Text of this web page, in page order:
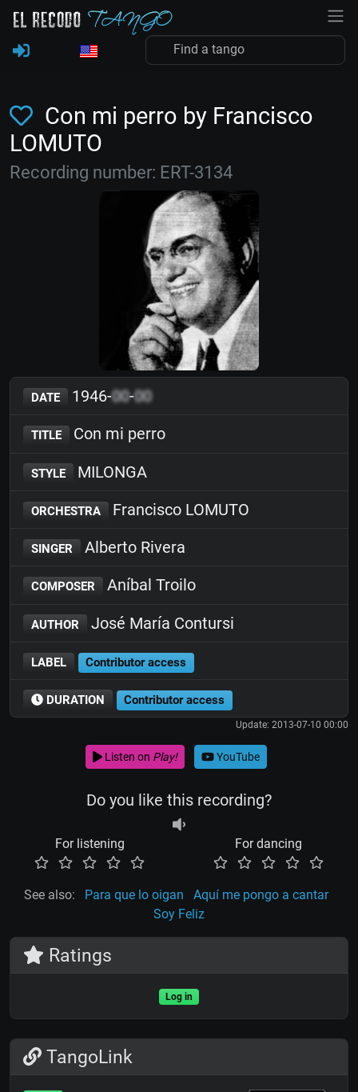
Con mi perro by Francisco
LOMUTO
Recording number: ERT-3134
DATE 1946-00-00
TITLE Con mi perro
STYLE MILONGA
ORCHESTRA Francisco LOMUTO
SINGER Alberto Rivera
COMPOSER Aníbal Troilo
AUTHOR José María Contursi
LABEL Contributor access
DURATION Contributor access
Update: 2013-07-10 00:00
Listen on Play! YouTube
Do you like this recording?
For listening For dancing
See also: Para que lo oigan
Aquí me pongo a cantar
Soy Feliz
Ratings
Log in
TangoLink